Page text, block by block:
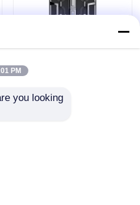
4μ X 3μ P2.6 P2.9
P3.91 P4.81 Οθόνη
LED Πίνακας LED
PM
you looking